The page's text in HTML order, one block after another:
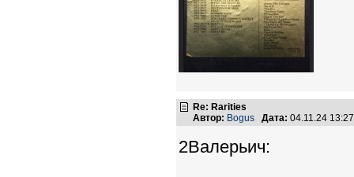
Re: Rarities
Автор: Bogus Дата: 04.11.24
2Валерьич: